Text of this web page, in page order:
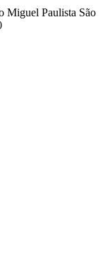
Miguel Paulista São